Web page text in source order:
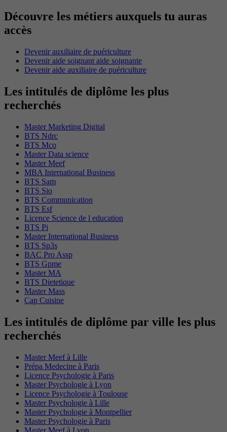
Découvre les métiers auxquels tu auras
accès
Devenir auxiliaire de puériculture
Devenir aide soignant aide soignante
Devenir aide auxiliaire de puériculture
Les intitulés de diplôme les plus
recherchés
Master Marketing Digital
BTS Ndrc
BTS Mco
Master Data science
Master Meef
MBA International Business
BTS Sam
BTS Sio
BTS Communication
BTS Esf
Licence Science de l education
BTS Pi
Master International Business
BTS Sp3s
BAC Pro Assp
BTS Gpme
Master MA
BTS Dietetique
Master Mass
Cap Cuisine
Les intitulés de diplôme par ville les plus
recherchés
Master Meef à Lille
Prépa Medecine à Paris
Licence Psychologie à Paris
Master Psychologie à Lyon
Licence Psychologie à Toulouse
Master Psychologie à Lille
Master Psychologie à Montpellier
Master Psychologie à Paris
Master Meef à Lyon